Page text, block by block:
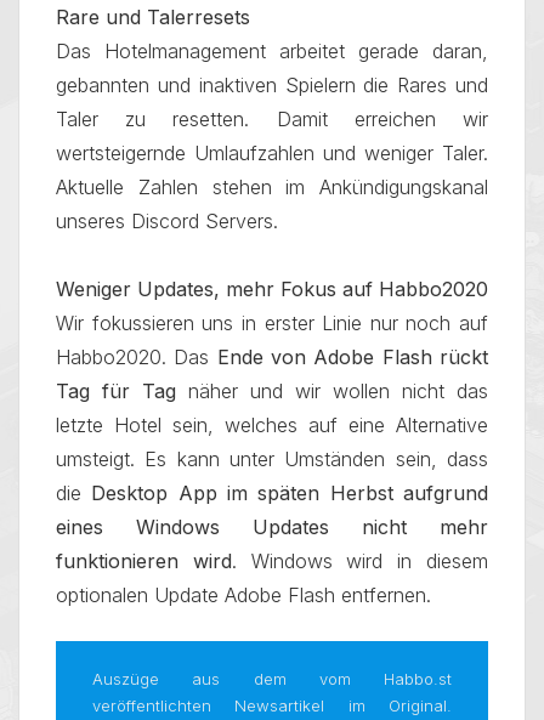
Rare und Talerresets
Das Hotelmanagement arbeitet gerade daran,
gebannten und inaktiven Spielern die Rares und
Taler zu resetten. Damit erreichen wir
wertsteigernde Umlaufzahlen und weniger Taler.
Aktuelle Zahlen stehen im Ankündigungskanal
unseres Discord Servers.
Weniger Updates, mehr Fokus auf Habbo2020
Wir fokussieren uns in erster Linie nur noch auf
Habbo2020. Das Ende von Adobe Flash rückt
Tag für Tag näher und wir wollen nicht das
letzte Hotel sein, welches auf eine Alternative
umsteigt. Es kann unter Umständen sein, dass
die Desktop App im späten Herbst aufgrund
eines Windows Updates nicht mehr
funktionieren wird. Windows wird in diesem
optionalen Update Adobe Flash entfernen.
Auszüge aus dem vom Habbo.st
veröffentlichten Newsartikel im Original.